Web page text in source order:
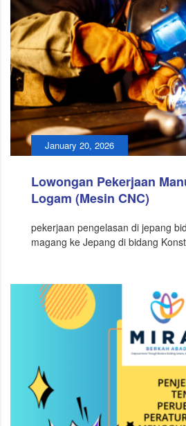
January 20, 2026
Lowongan Pekerjaan
Logam (Mesin CNC)
pekerjaan pengelasan di jepang
magang ke Jepang di bidang